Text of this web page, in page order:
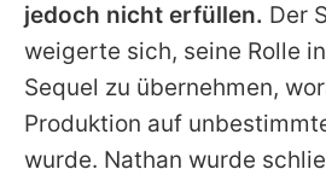
Utiq
jedoch nicht erfüllen. Der
weigerte sich, seine Rolle
Sequel zu übernehmen,
Produktion auf
wurde. Nathan wurde